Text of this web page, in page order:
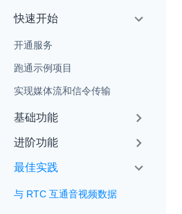
快速开始
开通服务
跑通示例项目
实现媒体流和信令传输
基础功能
进阶功能
最佳实践
与 RTC 互通音视频数据